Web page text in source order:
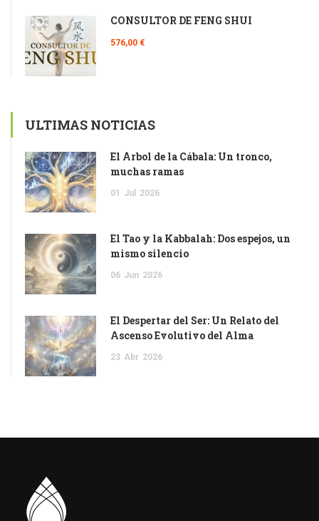
CONSULTOR DE FENG SHUI
576,00 €
ULTIMAS NOTICIAS
El Árbol de la Cábala: Un tronco,
muchas ramas
01 Jul 2026
El Tao y la Kabbalah: Dos espejos, un
mismo silencio
06 Jun 2026
El Despertar del Ser: Un Relato del
Ascenso Evolutivo del Alma
23 Abr 2026